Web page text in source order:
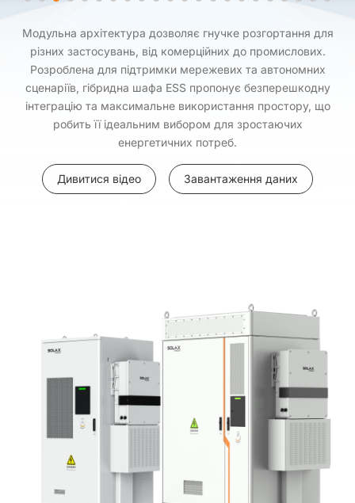
Модульна архітектура дозволяє гнучке розгортання для
різних застосувань, від комерційних до промислових.
Розроблена для підтримки мережевих та автономних
сценаріїв, гібридна шафа ESS пропонує безперешкодну
інтеграцію та максимальне використання простору, що
робить її ідеальним вибором для зростаючих
енергетичних потреб.
Дивитися відео Завантаження даних